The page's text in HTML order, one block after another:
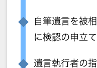
自筆遺言を被
に検認の申立て
遺言執行者の